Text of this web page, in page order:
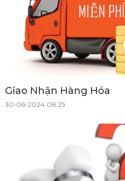
Giao Nhận Hàng Hóa
30-06-2024 08:25